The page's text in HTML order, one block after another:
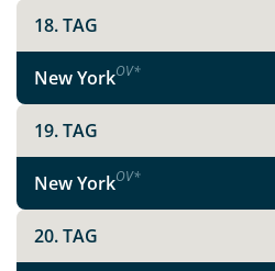
Teile diese Reise
Die Highlights der
Ostküste, die
Facebook
Instagram
18. TAG
New YorkOV*
19. TAG
New YorkOV*
20. TAG